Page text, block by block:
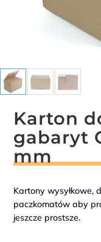
Karton
gabaryt
mm
Kartony wysyłkowe,
paczkomatów aby
jeszcze prostsze.